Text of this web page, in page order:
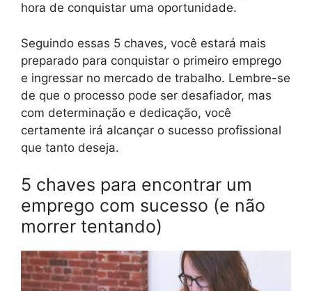
hora de conquistar uma oportunidade.
Seguindo essas 5 chaves, você estará mais
preparado para conquistar o primeiro emprego
e ingressar no mercado de trabalho. Lembre-se
de que o processo pode ser desafiador, mas
com determinação e dedicação, você
certamente irá alcançar o sucesso profissional
que tanto deseja.
5 chaves para encontrar um
emprego com sucesso (e não
morrer tentando)